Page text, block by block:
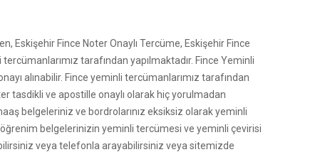
Eskişehir Fince Noter Onaylı Tercüme, Eskişehir Fince
tarafından yapılmaktadır. Fince Yeminli
alınabilir. Fince yeminli tercümanlarımız tarafından
tasdikli ve apostille onaylı olarak hiç yorulmadan
belgeleriniz ve bordrolarınız eksiksiz olarak yeminli
belgelerinizin yeminli tercümesi ve yeminli çevirisi
veya telefonla arayabilirsiniz veya sitemizde